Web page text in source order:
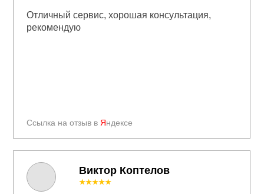
Ссылка на отзыв в Яндексе
Отличный сервис, хорошая консультация,
рекомендую
★★★★★
Виктор Коптелов